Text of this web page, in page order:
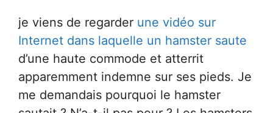
je viens de regarder une vidéo sur
Internet dans laquelle un hamster saute
d’une haute commode et atterrit
apparemment indemne sur ses pieds. Je
me demandais pourquoi le hamster